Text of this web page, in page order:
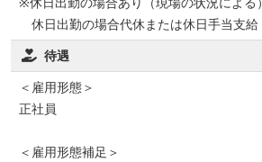
休日出勤の場合代休または休日手当支給
待遇
＜雇用形態＞
正社員
＜雇用形態補足＞